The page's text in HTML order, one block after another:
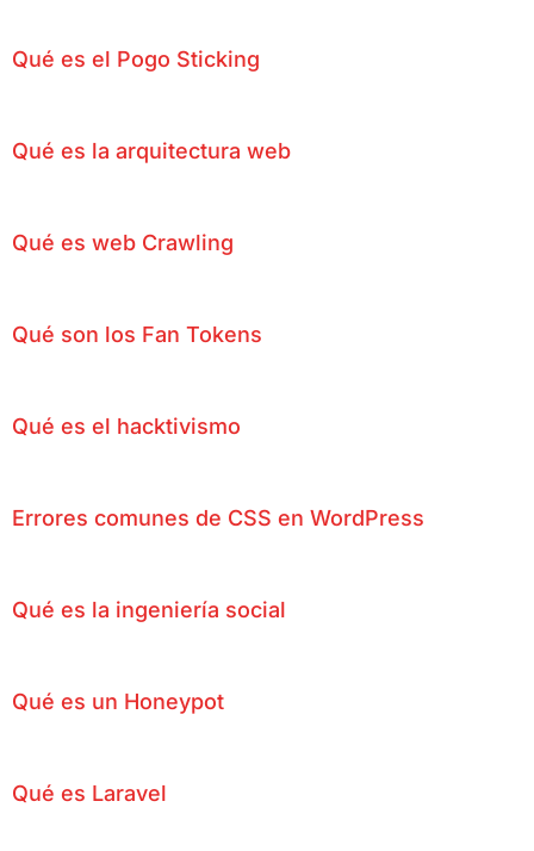
Qué es el Pogo Sticking
Qué es la arquitectura web
Qué es web Crawling
Qué son los Fan Tokens
Qué es el hacktivismo
Errores comunes de CSS en WordPress
Qué es la ingeniería social
Qué es un Honeypot
Qué es Laravel